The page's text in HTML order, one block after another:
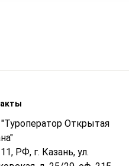
Открытая
РФ, г. Казань, ул.